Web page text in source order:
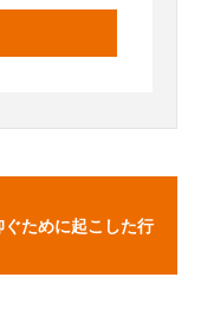
ために起こした行